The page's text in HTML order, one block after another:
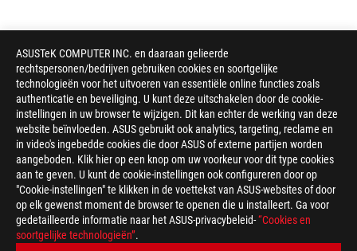
ASUSTeK COMPUTER INC. en daaraan gelieerde
rechtspersonen/bedrijven gebruiken cookies en soortgelijke
technologieën voor het uitvoeren van essentiële online functies zoals
authenticatie en beveiliging. U kunt deze uitschakelen door de cookie-
instellingen in uw browser te wijzigen. Dit kan echter de werking van deze
website beïnvloeden. ASUS gebruikt ook analytics, targeting, reclame en
in video's ingebedde cookies die door ASUS of externe partijen worden
aangeboden. Klik hier op een knop om uw voorkeur voor dit type cookies
aan te geven. U kunt de cookie-instellingen ook configureren door op
"Cookie-instellingen" te klikken in de voettekst van ASUS-websites of door
op elk gewenst moment de browser te openen die u installeert. Ga voor
gedetailleerde informatie naar het ASUS-privacybeleid-“Cookies en
soortgelijke technologieën”.